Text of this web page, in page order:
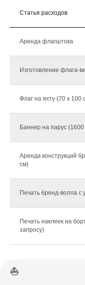
Статья расходов
Аренда флагштока
Изготовление флага-
Флаг на яхту (70 х 100
Баннер на парус
Аренда конструкций
см)
Печать бренд-волла с
Печать наклеек на
запросу)
⛵️